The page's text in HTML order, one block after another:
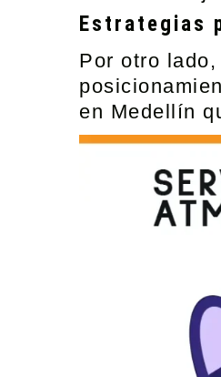
Estrategias
Por otro
en Medellín